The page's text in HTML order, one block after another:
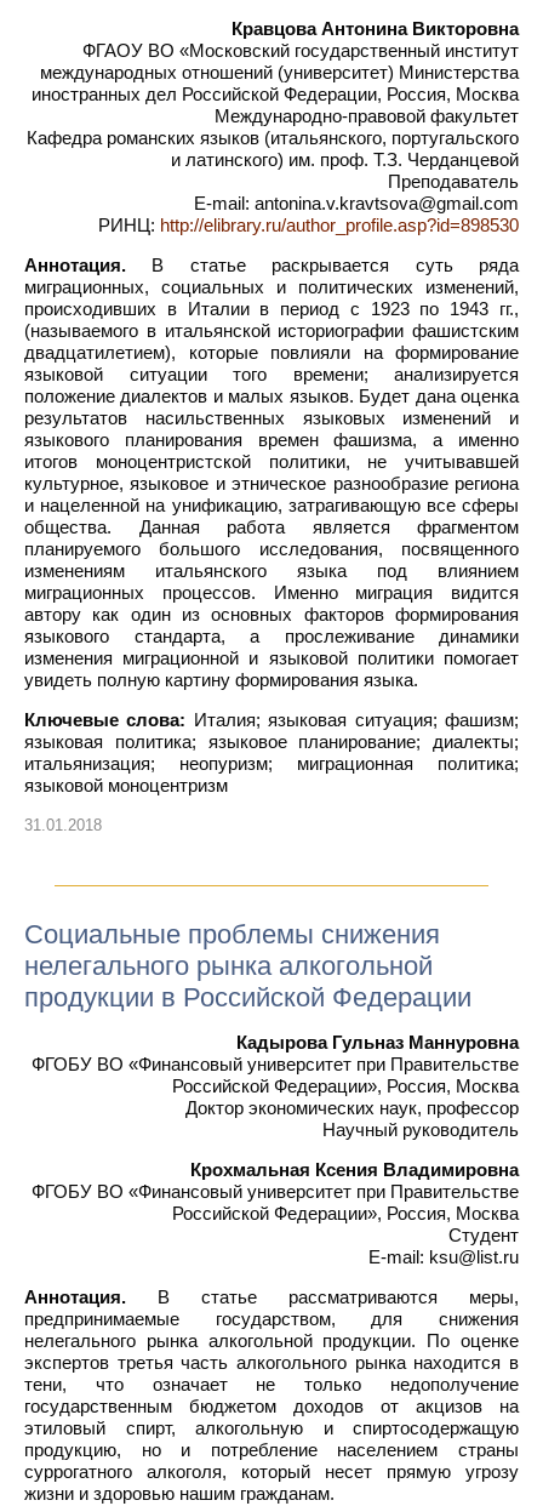
Кравцова Антонина Викторовна
ФГАОУ ВО «Московский государственный институт
международных отношений (университет) Министерства
иностранных дел Российской Федерации, Россия, Москва
Международно-правовой факультет
Кафедра романских языков (итальянского, португальского
и латинского) им. проф. Т.З. Черданцевой
Преподаватель
E-mail: antonina.v.kravtsova@gmail.com
РИНЦ: http://elibrary.ru/author_profile.asp?id=898530
Аннотация. В статье раскрывается суть ряда
миграционных, социальных и политических изменений,
происходивших в Италии в период с 1923 по 1943 гг.,
(называемого в итальянской историографии фашистским
двадцатилетием), которые повлияли на формирование
языковой ситуации того времени; анализируется
положение диалектов и малых языков. Будет дана оценка
результатов насильственных языковых изменений и
языкового планирования времен фашизма, а именно
итогов моноцентристской политики, не учитывавшей
культурное, языковое и этническое разнообразие региона
и нацеленной на унификацию, затрагивающую все сферы
общества. Данная работа является фрагментом
планируемого большого исследования, посвященного
изменениям итальянского языка под влиянием
миграционных процессов. Именно миграция видится
автору как один из основных факторов формирования
языкового стандарта, а прослеживание динамики
изменения миграционной и языковой политики помогает
увидеть полную картину формирования языка.
Ключевые слова: Италия; языковая ситуация; фашизм;
языковая политика; языковое планирование; диалекты;
итальянизация; неопуризм; миграционная политика;
языковой моноцентризм
31.01.2018
Социальные проблемы снижения
нелегального рынка алкогольной
продукции в Российской Федерации
Кадырова Гульназ Маннуровна
ФГОБУ ВО «Финансовый университет при Правительстве
Российской Федерации», Россия, Москва
Доктор экономических наук, профессор
Научный руководитель
Крохмальная Ксения Владимировна
ФГОБУ ВО «Финансовый университет при Правительстве
Российской Федерации», Россия, Москва
Студент
E-mail: ksu@list.ru
Аннотация. В статье рассматриваются меры,
предпринимаемые государством, для снижения
нелегального рынка алкогольной продукции. По оценке
экспертов третья часть алкогольного рынка находится в
тени, что означает не только недополучение
государственным бюджетом доходов от акцизов на
этиловый спирт, алкогольную и спиртосодержащую
продукцию, но и потребление населением страны
суррогатного алкоголя, который несет прямую угрозу
жизни и здоровью нашим гражданам.